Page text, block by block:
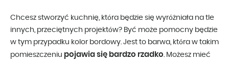
Chcesz stworzyć kuchnię, która będzie się wyróżniała na tle
innych, przeciętnych projektów? Być może pomocny będzie
w tym przypadku kolor bordowy. Jest to barwa, która w takim
pomieszczeniu pojawia się bardzo rzadko . Możesz mieć